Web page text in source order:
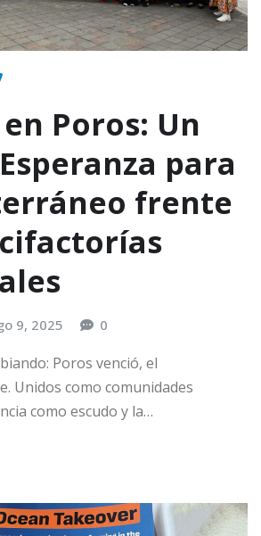
Poros: Un
para
frente
9, 2025 0
Poros venció, el
Unidos como comunidades
como escudo y la…